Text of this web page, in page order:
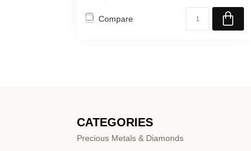
Compare
CATEGORIES
Precious Metals & Diamonds